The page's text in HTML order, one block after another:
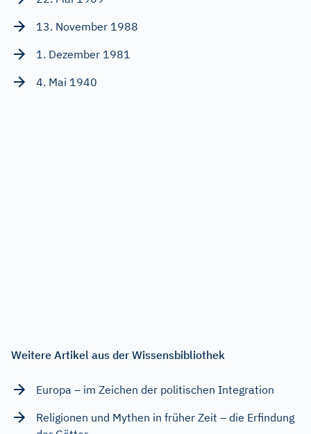
13. November 1988
1. Dezember 1981
4. Mai 1940
Weitere Artikel aus der Wissensbibliothek
Europa – im Zeichen der politischen Integration
Religionen und Mythen in früher Zeit – die Erfindung